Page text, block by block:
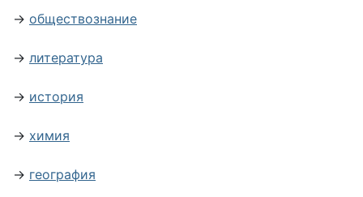
→ обществознание
→ литература
→ история
→ химия
→ география